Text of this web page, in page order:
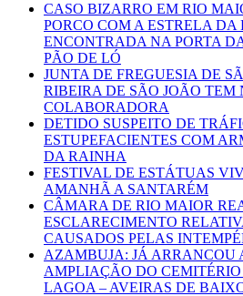
CASO BIZARRO EM RIO
PORCO COM A ESTRELA
ENCONTRADA NA PORTA
PÃO DE LÓ
JUNTA DE FREGUESIA DE
RIBEIRA DE SÃO JOÃO TEM
COLABORADORA
DETIDO SUSPEITO DE
ESTUPEFACIENTES COM
DA RAINHA
FESTIVAL DE ESTÁTUAS
AMANHÃ A SANTARÉM
CÂMARA DE RIO MAIOR
ESCLARECIMENTO
CAUSADOS PELAS
AZAMBUJA: JÁ ARRANCOU
AMPLIAÇÃO DO
LAGOA – AVEIRAS DE